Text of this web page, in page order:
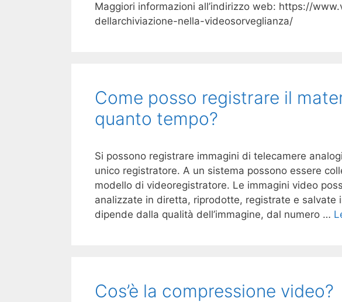
Maggiori informazioni all’indirizzo web: https://
dellarchiviazione-nella-videosorveglianza/
Come posso registrare il
quanto tempo?
Si possono registrare immagini di telecamere
unico registratore. A un sistema possono essere
modello di videoregistratore. Le immagini video
analizzate in diretta, riprodotte, registrate e salvate
dipende dalla qualità dell’immagine, dal numero …
Cos’è la compressione video?